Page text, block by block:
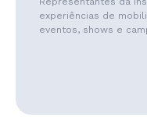
experiências de
eventos, shows e